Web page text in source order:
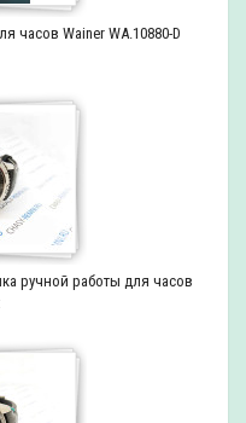
часов Wainer WA.10880-D
ручной работы для часов